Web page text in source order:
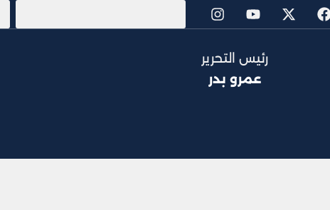
رئيس التحرير
عمرو بدر